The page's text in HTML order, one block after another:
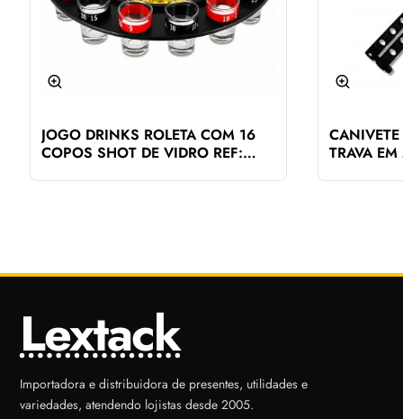
JOGO DRINKS ROLETA COM 16
COPOS SHOT DE VIDRO REF:
TRAVA
Lextack
Importadora e distribuidora de presentes, utilidades e
variedades, atendendo lojistas desde 2005.